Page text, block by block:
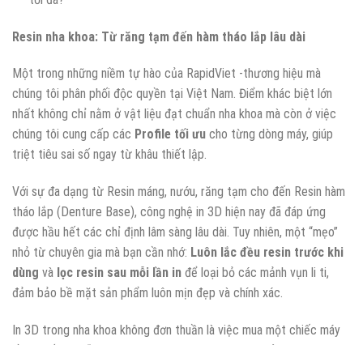
Resin nha khoa: Từ răng tạm đến hàm tháo lắp lâu dài
Một trong những niềm tự hào của RapidViet -thương hiệu mà
chúng tôi phân phối độc quyền tại Việt Nam. Điểm khác biệt lớn
nhất không chỉ nằm ở vật liệu đạt chuẩn nha khoa mà còn ở việc
chúng tôi cung cấp các Profile tối ưu cho từng dòng máy, giúp
triệt tiêu sai số ngay từ khâu thiết lập.
Với sự đa dạng từ Resin máng, nướu, răng tạm cho đến Resin hàm
tháo lắp (Denture Base), công nghệ in 3D hiện nay đã đáp ứng
được hầu hết các chỉ định lâm sàng lâu dài. Tuy nhiên, một “mẹo”
nhỏ từ chuyên gia mà bạn cần nhớ: Luôn lắc đều resin trước khi
dùng và lọc resin sau mỗi lần in để loại bỏ các mảnh vụn li ti,
đảm bảo bề mặt sản phẩm luôn mịn đẹp và chính xác.
In 3D trong nha khoa không đơn thuần là việc mua một chiếc máy